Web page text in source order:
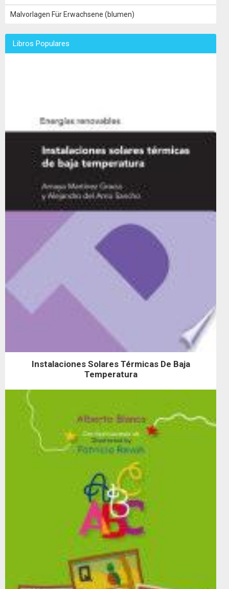
Malvorlagen Für Erwachsene (blumen)
Libros Populares
Instalaciones Solares Térmicas De Baja
Temperatura